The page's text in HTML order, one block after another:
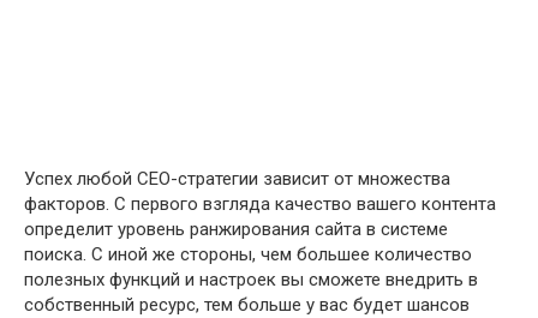
Успех любой СЕО-стратегии зависит от множества
факторов. С первого взгляда качество вашего контента
определит уровень ранжирования сайта в системе
поиска. С иной же стороны, чем большее количество
полезных функций и настроек вы сможете внедрить в
собственный ресурс, тем больше у вас будет шансов